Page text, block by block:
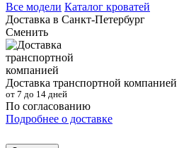
Все модели Каталог кроватей
Доставка в Санкт-Петербург
Сменить
Доставка транспортной компанией
от 7 до 14 дней
По согласованию
Подробнее о доставке